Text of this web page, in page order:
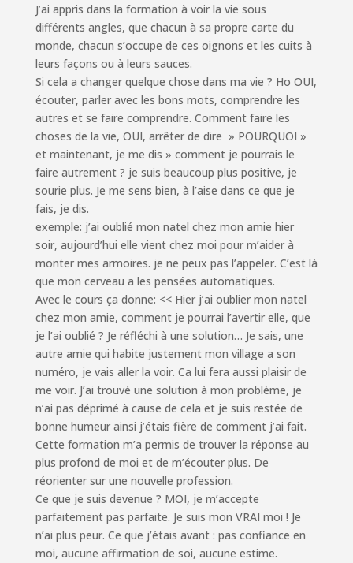
J’ai appris dans la formation à voir la vie sous
différents angles, que chacun à sa propre carte du
monde, chacun s’occupe de ces oignons et les cuits à
leurs façons ou à leurs sauces.
Si cela a changer quelque chose dans ma vie ? Ho OUI,
écouter, parler avec les bons mots, comprendre les
autres et se faire comprendre. Comment faire les
choses de la vie, OUI, arrêter de dire » POURQUOI »
et maintenant, je me dis » comment je pourrais le
faire autrement ? je suis beaucoup plus positive, je
sourie plus. Je me sens bien, à l’aise dans ce que je
fais, je dis.
exemple: j’ai oublié mon natel chez mon amie hier
soir, aujourd’hui elle vient chez moi pour m’aider à
monter mes armoires. je ne peux pas l’appeler. C’est là
que mon cerveau a les pensées automatiques.
Avec le cours ça donne: << Hier j’ai oublier mon natel
chez mon amie, comment je pourrai l’avertir elle, que
je l’ai oublié ? Je réfléchi à une solution… Je sais, une
autre amie qui habite justement mon village a son
numéro, je vais aller la voir. Ca lui fera aussi plaisir de
me voir. J’ai trouvé une solution à mon problème, je
n’ai pas déprimé à cause de cela et je suis restée de
bonne humeur ainsi j’étais fière de comment j’ai fait.
Cette formation m’a permis de trouver la réponse au
plus profond de moi et de m’écouter plus. De
réorienter sur une nouvelle profession.
Ce que je suis devenue ? MOI, je m’accepte
parfaitement pas parfaite. Je suis mon VRAI moi ! Je
n’ai plus peur. Ce que j’étais avant : pas confiance en
moi, aucune affirmation de soi, aucune estime.